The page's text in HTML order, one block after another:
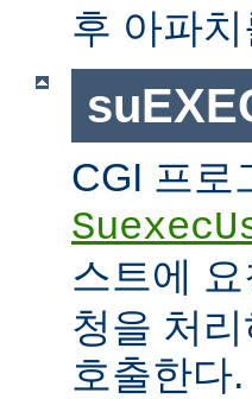
후 아파
CGI 프로
스트에
청을 처
호출한다.